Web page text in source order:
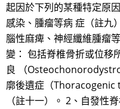
起因於下列的某種特定原
感染、腫瘤等病 症（註九
腦性麻痺、神經纖維腫瘤
變： 包括脊椎骨折或位移
良 （
廓後遺症（Thoracogenic
（註十一）。 2、自發性